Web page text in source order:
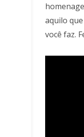
aquilo
você faz.